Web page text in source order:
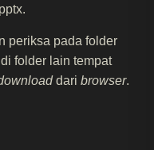
periksa pada folder
folder lain tempat
dari browser.